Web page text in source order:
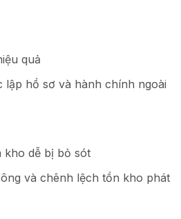
quả
lập hồ sơ và hành chính ngoài
kho dễ bị bỏ sót
và chênh lệch tồn kho phát